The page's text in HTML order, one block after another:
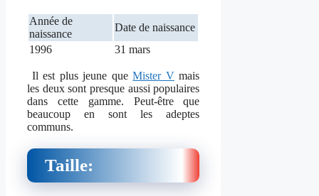
Année de
naissance
Date de naissance
1996
31 mars
Il est plus jeune queMister Vmais
les deux sont presque aussi populaires
dans cette gamme. Peut-être que
beaucoup en sont les adeptes
communs.
Taille: